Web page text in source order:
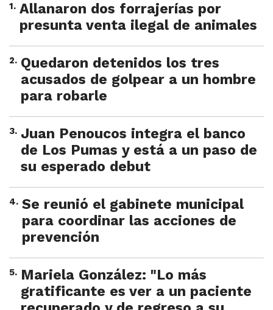
1. Allanaron dos forrajerías por
presunta venta ilegal de animales
2. Quedaron detenidos los tres
acusados de golpear a un hombre
para robarle
3. Juan Penoucos integra el banco
de Los Pumas y está a un paso de
su esperado debut
4. Se reunió el gabinete municipal
para coordinar las acciones de
prevención
5. Mariela González: "Lo más
gratificante es ver a un paciente